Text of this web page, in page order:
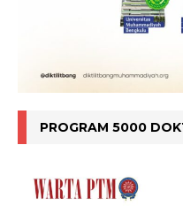
PROGRAM 5000